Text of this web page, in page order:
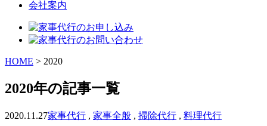
会社案内
HOME > 2020
2020年の記事一覧
2020.11.27家事代行 , 家事全般 , 掃除代行 , 料理代行